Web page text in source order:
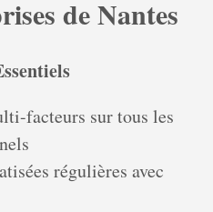
de Nantes
facteurs sur tous les
régulières avec